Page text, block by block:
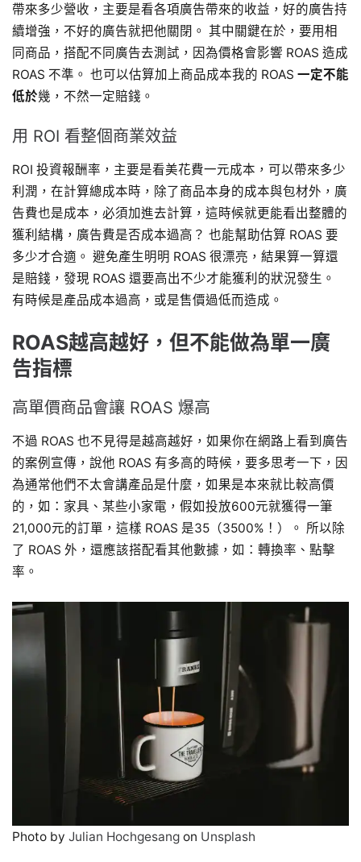
帶來多少營收，主要是看各項廣告帶來的收益，好的廣告持
續增強，不好的廣告就把他關閉。 其中關鍵在於，要用相
同商品，搭配不同廣告去測試，因為價格會影響 ROAS 造成
ROAS 不準。 也可以估算加上商品成本我的 ROAS 一定不能
低於幾，不然一定賠錢。
用 ROI 看整個商業效益
ROI 投資報酬率，主要是看美花費一元成本，可以帶來多少
利潤，在計算總成本時，除了商品本身的成本與包材外，廣
告費也是成本，必須加進去計算，這時候就更能看出整體的
獲利結構，廣告費是否成本過高？ 也能幫助估算 ROAS 要
多少才合適。 避免產生明明 ROAS 很漂亮，結果算一算還
是賠錢，發現 ROAS 還要高出不少才能獲利的狀況發生。
有時候是產品成本過高，或是售價過低而造成。
ROAS越高越好，但不能做為單一廣
告指標
高單價商品會讓 ROAS 爆高
不過 ROAS 也不見得是越高越好，如果你在網路上看到廣告
的案例宣傳，說他 ROAS 有多高的時候，要多思考一下，因
為通常他們不太會講產品是什麼，如果是本來就比較高價
的，如：家具、某些小家電，假如投放600元就獲得一筆
21,000元的訂單，這樣 ROAS 是35（3500%！）。 所以除
了 ROAS 外，還應該搭配看其他數據，如：轉換率、點擊
率。
Photo by Julian Hochgesang on Unsplash